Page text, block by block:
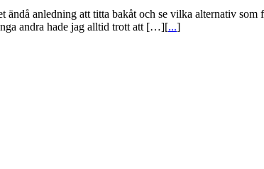
anledning att titta bakåt och se vilka alternativ
andra hade jag alltid trott att […][...]